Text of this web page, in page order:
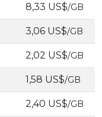
8,33 US$/GB
3,06 US$/GB
2,02 US$/GB
1,58 US$/GB
2,40 US$/GB